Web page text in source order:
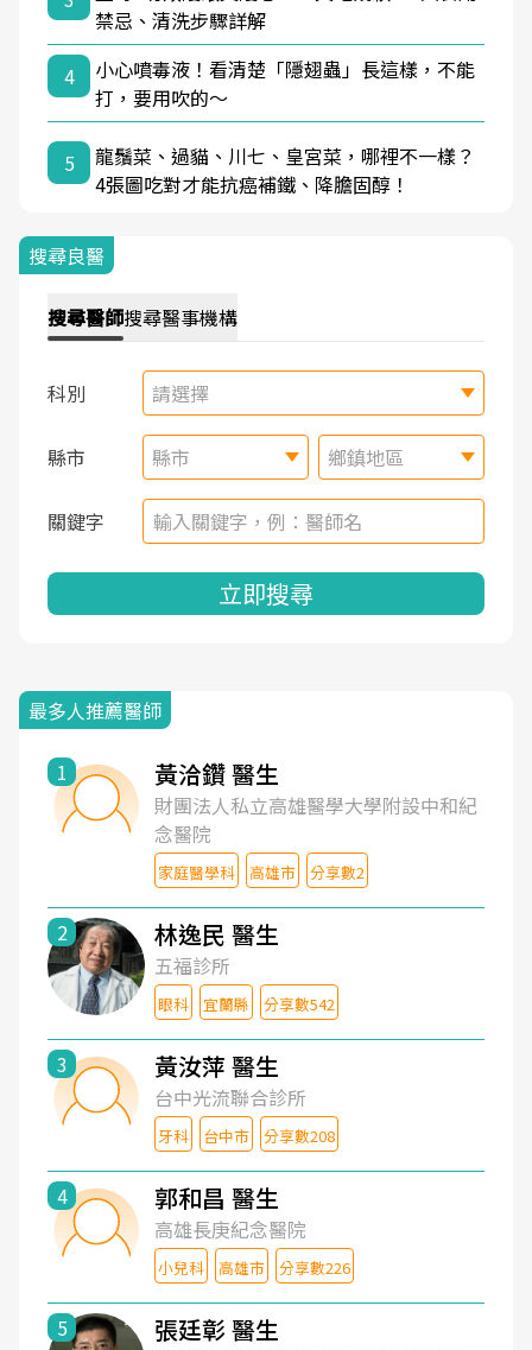
禁忌、清洗步驟詳解
4
小心噴毒液！看清楚「隱翅蟲」長這樣，不能
打，要用吹的～
5
龍鬚菜、過貓、川七、皇宮菜，哪裡不一樣？
4張圖吃對才能抗癌補鐵、降膽固醇！
搜尋良醫
搜尋醫師搜尋醫事機構
科別 請選擇
縣市 縣市 鄉鎮地區
關鍵字
立即搜尋
最多人推薦醫師
1 黃洽鑽 醫生
財團法人私立高雄醫學大學附設中和紀
念醫院
家庭醫學科 高雄市 分享數2
2 林逸民 醫生
五福診所
眼科 宜蘭縣 分享數542
3 黃汝萍 醫生
台中光流聯合診所
牙科 台中市 分享數208
4 郭和昌 醫生
高雄長庚紀念醫院
小兒科 高雄市 分享數226
5 張廷彰 醫生